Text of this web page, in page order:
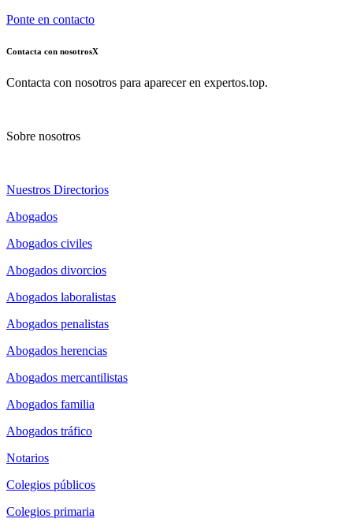
Ponte en contacto
Contacta con nosotrosX
Contacta con nosotros para aparecer en expertos.top.
Sobre nosotros
Nuestros Directorios
Abogados
Abogados civiles
Abogados divorcios
Abogados laboralistas
Abogados penalistas
Abogados herencias
Abogados mercantilistas
Abogados familia
Abogados tráfico
Notarios
Colegios públicos
Colegios primaria